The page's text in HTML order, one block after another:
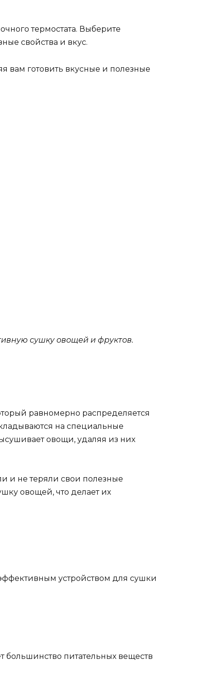
термостата. Выберите
свойства и вкус.
вам готовить вкусные и полезные
сушку овощей и фруктов.
равномерно распределяется
на специальные
овощи, удаляя из них
и не теряли свои полезные
овощей, что делает их
устройством для сушки
большинство питательных веществ